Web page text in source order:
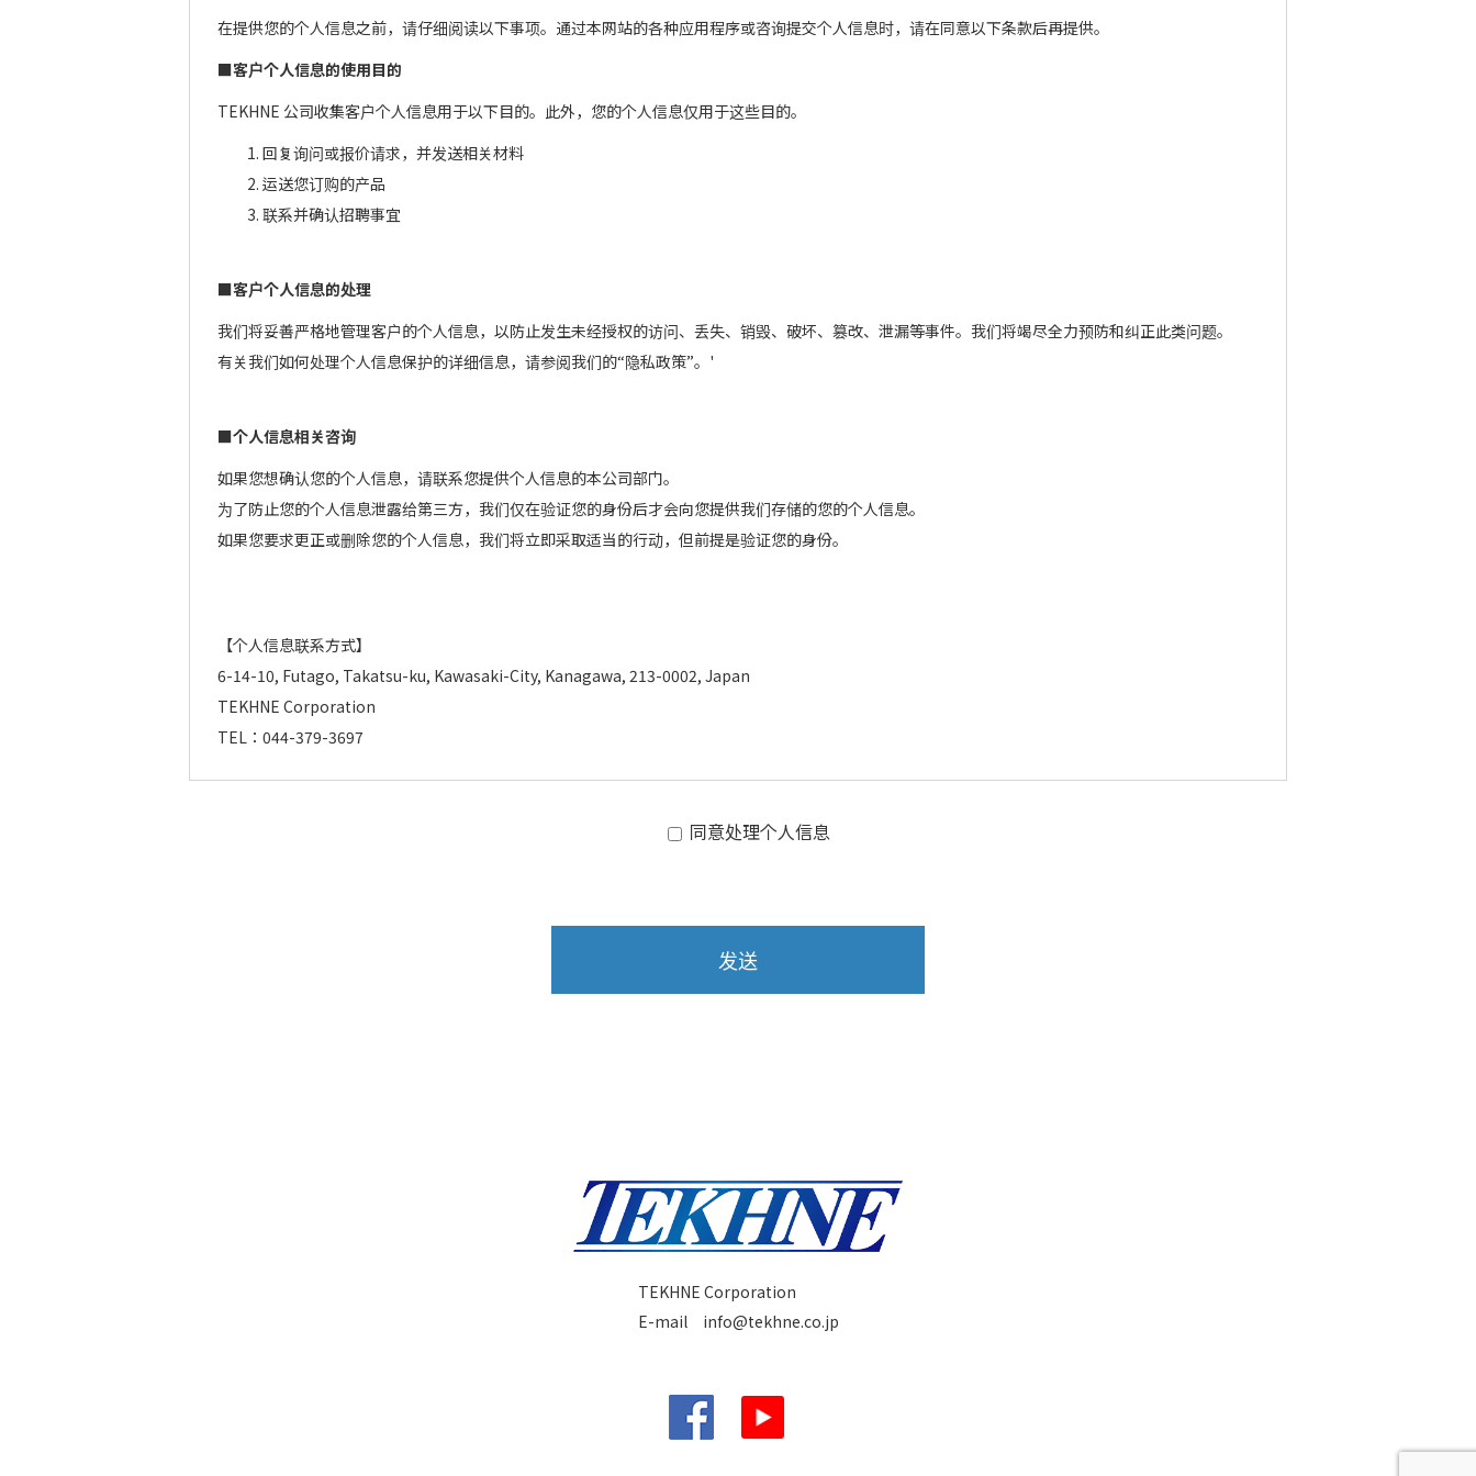
在提供您的个人信息之前，请仔细阅读以下事项。通过本网站的各种应用程序或咨询提交个人信息时，请在同意以下条款后再提供。
■客户个人信息的使用目的
TEKHNE 公司收集客户个人信息用于以下目的。此外，您的个人信息仅用于这些目的。
1. 回复询问或报价请求，并发送相关材料
2. 运送您订购的产品
3. 联系并确认招聘事宜
■客户个人信息的处理
我们将妥善严格地管理客户的个人信息，以防止发生未经授权的访问、丢失、销毁、破坏、篡改、泄漏等事件。我们将竭尽全力预防和纠正此类问题。
有关我们如何处理个人信息保护的详细信息，请参阅我们的“隐私政策”。'
■个人信息相关咨询
如果您想确认您的个人信息，请联系您提供个人信息的本公司部门。
为了防止您的个人信息泄露给第三方，我们仅在验证您的身份后才会向您提供我们存储的您的个人信息。
如果您要求更正或删除您的个人信息，我们将立即采取适当的行动，但前提是验证您的身份。
【个人信息联系方式】
6-14-10, Futago, Takatsu-ku, Kawasaki-City, Kanagawa, 213-0002, Japan
TEKHNE Corporation
TEL：044-379-3697
同意处理个人信息
TEKHNE Corporation
E-mail info@tekhne.co.jp
Facebook